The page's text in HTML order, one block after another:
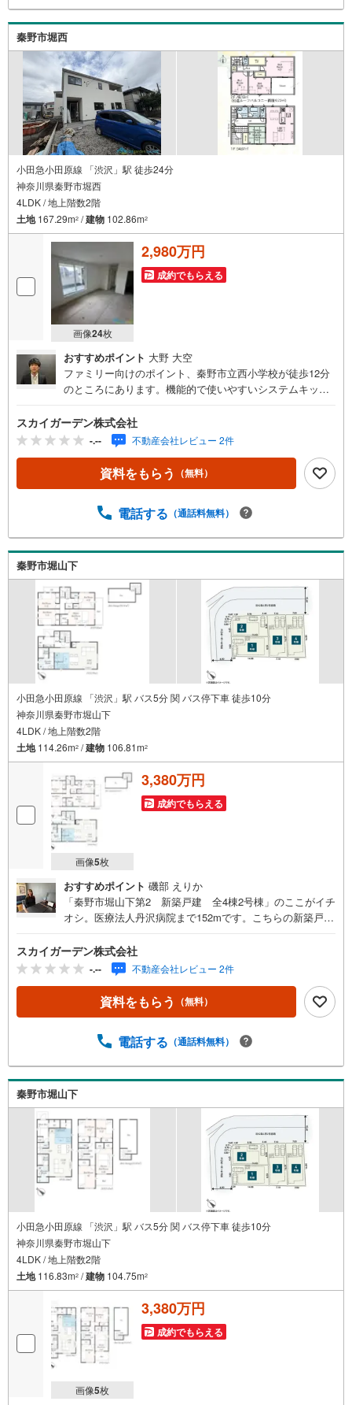
秦野市堀西
小田急小田原線 「渋沢」駅 徒歩24分
神奈川県秦野市堀西
4LDK / 地上階数2階
土地167.29m2 /建物 102.86m2
画像24枚
2,980万円
成約でもらえる
おすすめポイント 大野 大空
ファミリー向けのポイント、秦野市立西小学校が徒歩12分
のところにあります。機能的で使いやすいシステムキッチ
る、TVインターホン付きです。浴室乾燥機のあるお風呂場
は洗濯物を干すときにも便利です。多くの方に好評の、4L
DKの物件情報はこちらです。建物面積102.86平米の物件で
広々してます。玄関ポーチがあるため、雨に濡れにくい状
態で傘を開けます。
スカイガーデン株式会社
-.-- 不動産会社レビュー 2件
資料をもらう （無料）
電話する （通話料無料）
秦野市堀山下
小田急小田原線 「渋沢」駅 バス5分 関 バス停下車 徒歩10分
神奈川県秦野市堀山下
4LDK / 地上階数2階
土地114.26m2 /建物 106.81m2
画像5枚
3,380万円
成約でもらえる
おすすめポイント 磯部 えりか
「秦野市堀山下第2 新築戸建 全4棟2号棟」のここがイチ
オシ。医療法人丹沢病院まで152mです。こちらの新築戸建
は106.81平米となっており広さも十分ではないでしょう
か。リモート会議のようにすぐに応対できないときでも、
宅配ボックスに荷物が届くので大変便利です。浴室乾燥機
付きの物件は、浴室乾燥機のスイッチを入れればすぐに湿
気を除去できるためカビや雑菌などの発生が抑えられま
スカイガーデン株式会社
-.-- 不動産会社レビュー 2件
資料をもらう （無料）
電話する （通話料無料）
秦野市堀山下
小田急小田原線 「渋沢」駅 バス5分 関 バス停下車 徒歩10分
神奈川県秦野市堀山下
4LDK / 地上階数2階
土地116.83m2 /建物 104.75m2
画像5枚
3,380万円
成約でもらえる